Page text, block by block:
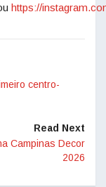
https://
centro-
Read Next
Campinas Decor
2026